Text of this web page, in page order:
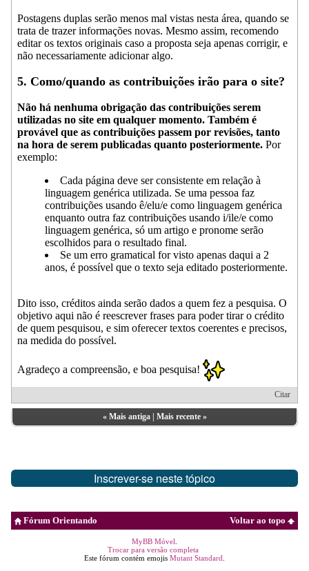
Postagens duplas serão menos mal vistas nesta área, quando se
trata de trazer informações novas. Mesmo assim, recomendo
editar os textos originais caso a proposta seja apenas corrigir, e
não necessariamente adicionar algo.
5. Como/quando as contribuições irão para o site?
Não há nenhuma obrigação das contribuições serem
utilizadas no site em qualquer momento. Também é
provável que as contribuições passem por revisões, tanto
na hora de serem publicadas quanto posteriormente. Por
exemplo:
Cada página deve ser consistente em relação à
linguagem genérica utilizada. Se uma pessoa faz
contribuições usando ê/elu/e como linguagem genérica
enquanto outra faz contribuições usando i/ile/e como
linguagem genérica, só um artigo e pronome serão
escolhidos para o resultado final.
Se um erro gramatical for visto apenas daqui a 2
anos, é possível que o texto seja editado posteriormente.
Dito isso, créditos ainda serão dados a quem fez a pesquisa. O
objetivo aqui não é reescrever frases para poder tirar o crédito
de quem pesquisou, e sim oferecer textos coerentes e precisos,
na medida do possível.
Agradeço a compreensão, e boa pesquisa!
Citar
« Mais antiga| Mais recente»
Inscrever-se neste tópico
Voltar ao topo
Fórum Orientando
MyBB Móvel
Trocar para versão completa
Este fórum contém emojis Mutant Standard